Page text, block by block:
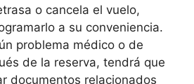
o cancela el vuelo,
a su conveniencia.
problema médico o de
de la reserva, tendrá que
documentos relacionados